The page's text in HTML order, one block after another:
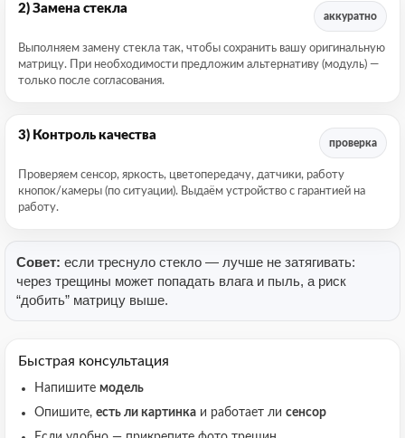
2) Замена стекла
аккуратно
Выполняем замену стекла так, чтобы сохранить вашу оригинальную
матрицу. При необходимости предложим альтернативу (модуль) —
только после согласования.
3) Контроль качества
проверка
Проверяем сенсор, яркость, цветопередачу, датчики, работу
кнопок/камеры (по ситуации). Выдаём устройство с гарантией на
работу.
Совет: если треснуло стекло — лучше не затягивать:
через трещины может попадать влага и пыль, а риск
“добить” матрицу выше.
Быстрая консультация
Напишите модель
Опишите, есть ли картинка и работает ли сенсор